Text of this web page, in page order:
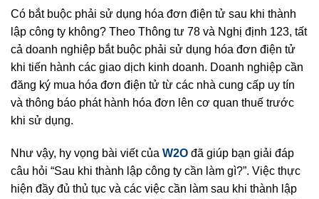
Có bắt buộc phải sử dụng hóa đơn điện tử sau khi thành
lập công ty không? Theo Thông tư 78 và Nghị định 123, tất
cả doanh nghiệp bắt buộc phải sử dụng hóa đơn điện tử
khi tiến hành các giao dịch kinh doanh. Doanh nghiệp cần
đăng ký mua hóa đơn điện tử từ các nhà cung cấp uy tín
và thông báo phát hành hóa đơn lên cơ quan thuế trước
khi sử dụng.
Như vậy, hy vọng bài viết của W2O đã giúp bạn giải đáp
câu hỏi “Sau khi thành lập công ty cần làm gì?”. Việc thực
hiện đầy đủ thủ tục và các việc cần làm sau khi thành lập